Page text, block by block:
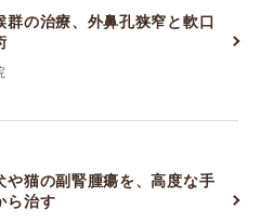
群の治療、外鼻孔狭窄と軟口
や猫の副腎腫瘍を、高度な手
ら治す